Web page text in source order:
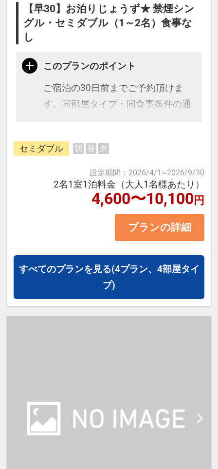
【早30】お泊りじょうず★ 禁煙シン
グル・セミダブル（1～2名）食事な
し
このプランのポイント
ご宿泊の30日前までご予約頂けま
す。同部屋タイプ・同食事条件の通
た金額です。カレンダー設定のない
日は除外日です。
京阪電車・Osaka Metro谷町線「天
満橋駅」より徒歩約1分。さらに、
大阪から京都へのおでかけも、京阪
約45分！観光に便利な立地です。
■お部屋タイプ：禁煙シングル・セ
※2名利用時は添い寝不可。
セミダブル 朝 昼 夕
設定期間 ： 2026/4/1 ~2026/9/30
2名1室1泊料金（大人1名様あたり）
4,600〜10,100円
プランの詳細
すべてのプランを見る(4プラン、4部屋タイ
プ)